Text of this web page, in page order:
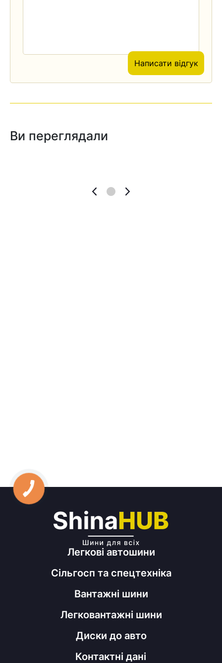
Написати відгук
Ви переглядали
Легкові автошини
Сільгосп та спецтехніка
Вантажні шини
Легковантажні шини
Диски до авто
Контактні дані